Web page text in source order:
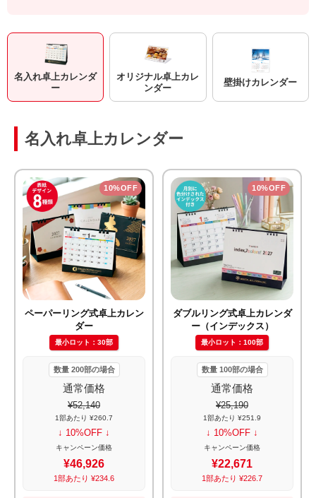
名入れ卓上カレンダ
ー
オリジナル卓上カレ
ンダー
壁掛けカレンダー
名入れ卓上カレンダー
10%OFF
ペーパーリング式卓上カレン
ダー
最小ロット：30部
数量 200部の場合
通常価格
¥52,140
1部あたり ¥260.7
↓ 10%OFF ↓
キャンペーン価格
¥46,926
1部あたり ¥234.6
10%OFF
ダブルリング式卓上カレンダ
ー（インデックス）
最小ロット：100部
数量 100部の場合
通常価格
¥25,190
1部あたり ¥251.9
↓ 10%OFF ↓
キャンペーン価格
¥22,671
1部あたり ¥226.7